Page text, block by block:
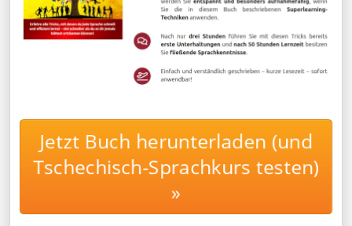
FACHWORTSCHATZ
Tschechisch-
Fachwortschatz:
Vokabeltrainer für das Niveau C1 &
C2
Jetzt Buch herunterladen (und
Tschechisch-Sprachkurs testen)
»